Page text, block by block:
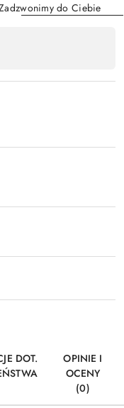
do Ciebie
DOT.
OPINIE I
OCENY
(0)